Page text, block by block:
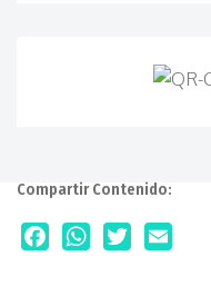
Compartir Contenido: